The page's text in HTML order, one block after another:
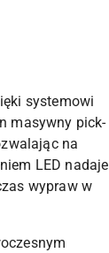
systemowi
masywny pick-
na
LED nadaje
wypraw w